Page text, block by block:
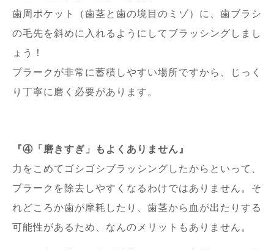
歯周ポケット（歯茎と歯の境目のミゾ）に、歯ブラシ
の毛先を斜めに入れるようにしてブラッシングしまし
ょう！
プラークが非常に蓄積しやすい場所ですから、じっく
り丁寧に磨く必要があります。
『④「磨きすぎ」もよくありません』
力をこめてゴシゴシブラッシングしたからといって、
プラークを除去しやすくなるわけではありません。そ
れどころか歯が摩耗したり、歯茎から血が出たりする
可能性があるため、なんのメリットもありません。